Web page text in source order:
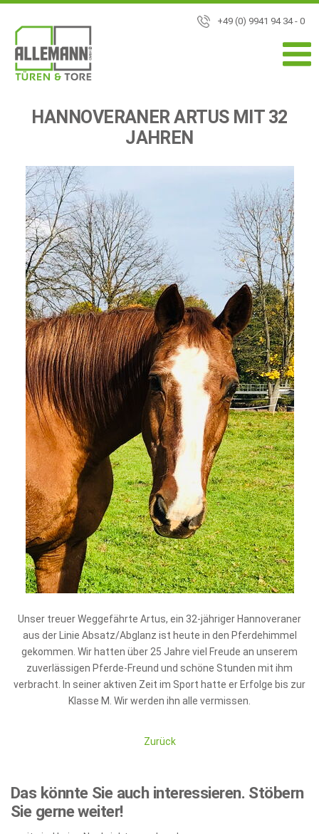
+49 (0) 9941 94 34 - 0
HANNOVERANER ARTUS MIT 32
JAHREN
Unser treuer Weggefährte Artus, ein 32-jähriger Hannoveraner
aus der Linie Absatz/Abglanz ist heute in den Pferdehimmel
gekommen. Wir hatten über 25 Jahre viel Freude an unserem
zuverlässigen Pferde-Freund und schöne Stunden mit ihm
verbracht. In seiner aktiven Zeit im Sport hatte er Erfolge bis zur
Klasse M. Wir werden ihn alle vermissen.
Zurück
Das könnte Sie auch interessieren. Stöbern
Sie gerne weiter!